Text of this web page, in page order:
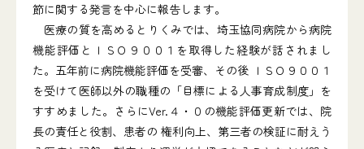
節に関する発言を中心に報告します。
医療の質を高めるとりくみでは、埼玉協同病院から病院
機能評価とＩＳＯ９００１を取得した経験が話されまし
た。五年前に病院機能評価を受審、その後 ＩＳＯ９００１
を受けて医師以外の職種の「目標による人事育成制度」を
すすめました。さらにVer.４・０の機能評価更新では、院
長の責任と役割、患者の 権利向上、第三者の検証に耐えう